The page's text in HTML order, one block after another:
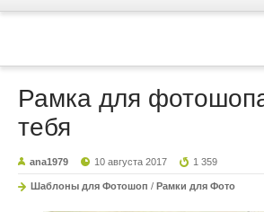
Рамка для
тебя
ana1979 10 августа 2017 1 359
Шаблоны для Фотошоп / Рамки для Фото